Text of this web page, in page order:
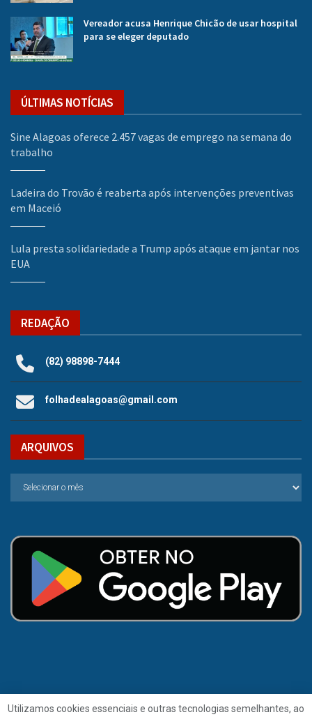
Vereador acusa Henrique Chicão de usar hospital
para se eleger deputado
ÚLTIMAS NOTÍCIAS
Sine Alagoas oferece 2.457 vagas de emprego na semana do
trabalho
Ladeira do Trovão é reaberta após intervenções preventivas
em Maceió
Lula presta solidariedade a Trump após ataque em jantar nos
EUA
REDAÇÃO
(82) 98898-7444
folhadealagoas@gmail.com
ARQUIVOS
Utilizamos cookies essenciais e outras tecnologias semelhantes, ao